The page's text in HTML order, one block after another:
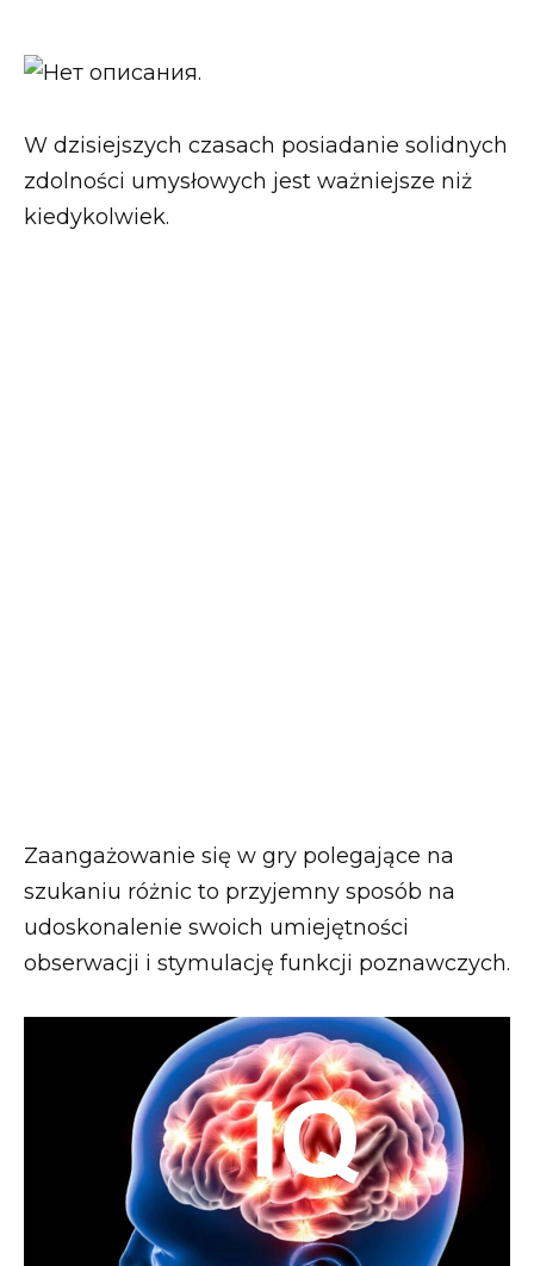
W dzisiejszych czasach posiadanie solidnych
zdolności umysłowych jest ważniejsze niż
kiedykolwiek.
Zaangażowanie się w gry polegające na
szukaniu różnic to przyjemny sposób na
udoskonalenie swoich umiejętności
obserwacji i stymulację funkcji poznawczych.